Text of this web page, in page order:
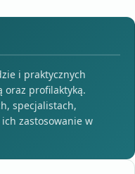
i praktycznych
oraz profilaktyką.
specjalistach,
zastosowanie w